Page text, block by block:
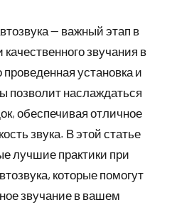
— важный этап в
звучания в
установка и
позволит наслаждаться
обеспечивая отличное
звука. В этой статье
лучшие практики при
которые помогут
звучание в вашем